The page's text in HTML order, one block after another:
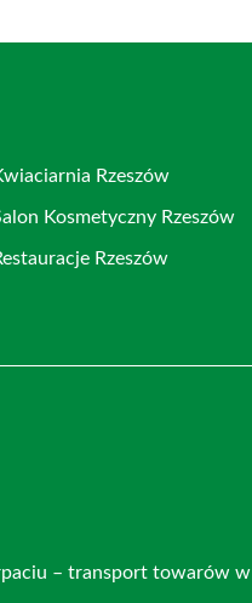
Rzeszów
Kosmetyczny Rzeszów
Rzeszów
– transport towarów w